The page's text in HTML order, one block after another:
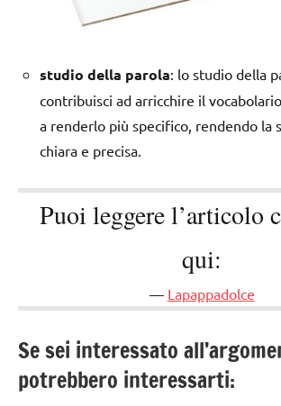
studio della parola: lo studio della
contribuisci ad arricchire il
a renderlo più specifico, rendendo la
chiara e precisa.
Puoi leggere l’articolo
qui:
Lapappadolce
Se sei interessato
potrebbero interessarti: